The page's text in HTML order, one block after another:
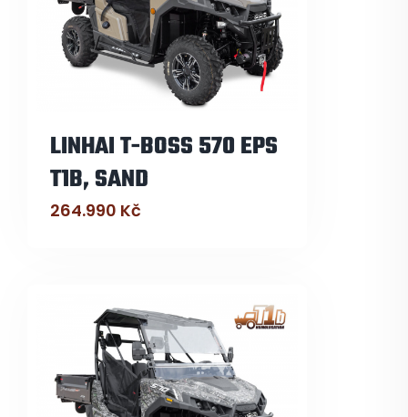
LINHAI T-BOSS 570 EPS
T1B, SAND
264.990 Kč